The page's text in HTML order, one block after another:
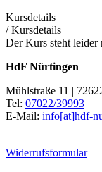
Kursdetails
/Kursdetails
Der Kurs steht leider
HdF Nürtingen
Mühlstraße 11 |
Tel: 07022/39993
E-Mail: info[at]hdf-
Widerrufsformular